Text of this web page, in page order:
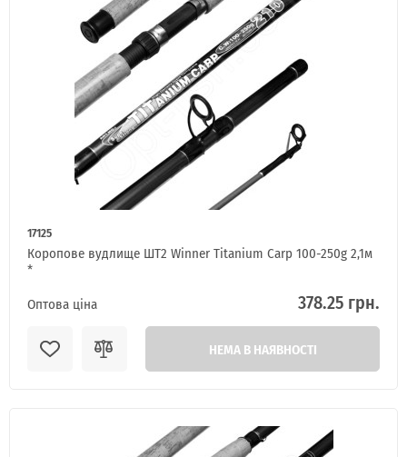
17125
Коропове вудлище ШТ2 Winner Titanium Carp 100-250g 2,1м
*
Оптова ціна
378.25 грн.
НЕМА В НАЯВНОСТІ